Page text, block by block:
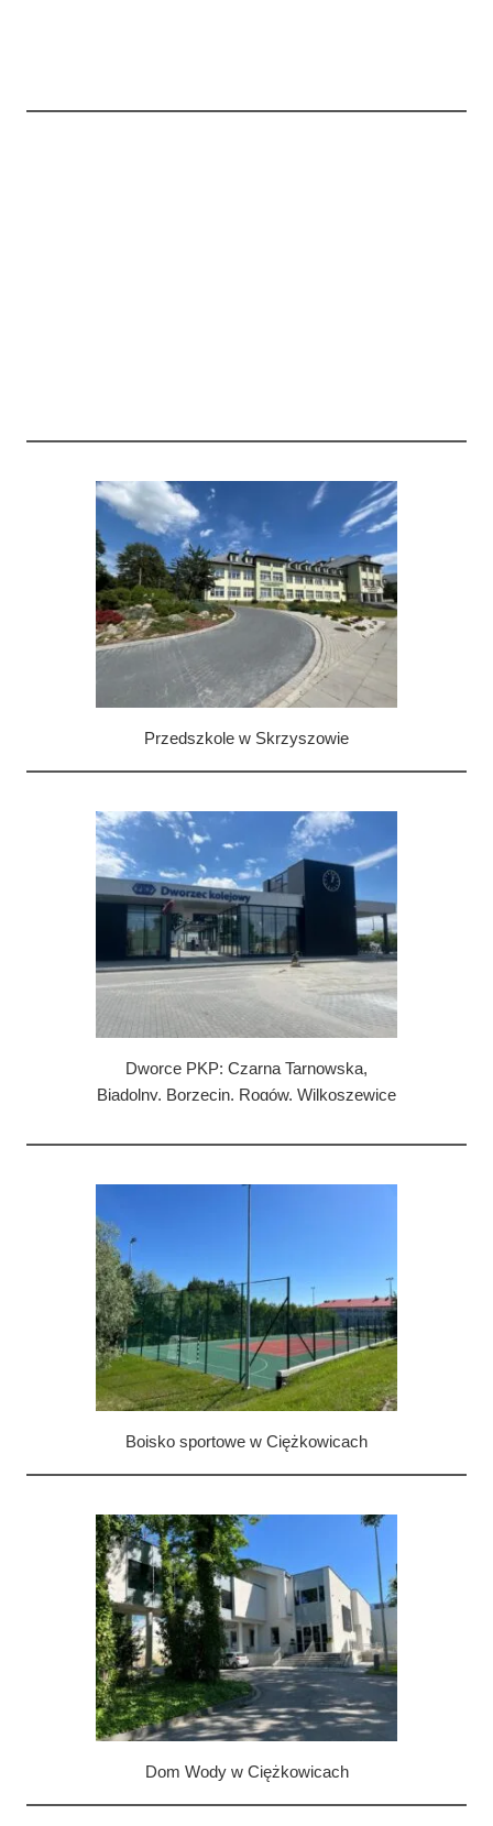
Przedszkole w Skrzyszowie
Wykonane instalacje:
instalacje elektryczne,
instalacje słaboprądowe,
Dworce PKP: Czarna Tarnowska,
Biadolny, Borzęcin, Rogów, Wilkoszewice
Kompleksowe wykonanie instalacji:
instalacja elektryczna,
CCVT
SSWiN
BMS
LAN
nagłośnieniowa
Boisko sportowe w Ciężkowicach
Oświetlenie boiska sportowego
Dom Wody w Ciężkowicach
Wykonane instalacje:
instalacje elektryczne,
instalacje słaboprądowe,
nagłośnienie,